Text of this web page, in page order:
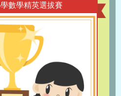
數學精英選拔賽